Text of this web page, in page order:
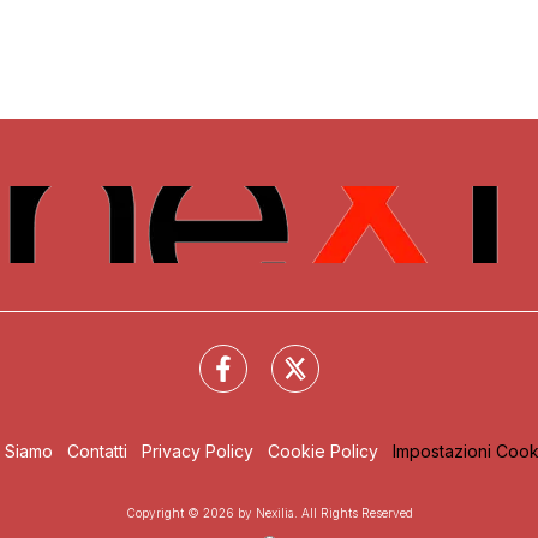
Siamo Contatti Privacy Policy Cookie Policy Impostazioni
Copyright © 2026 by Nexilia. All Rights Reserved